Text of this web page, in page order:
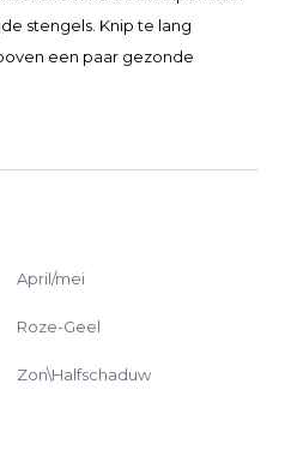
stengels. Knip te lang
een paar gezonde
April/mei
Roze-Geel
Zon\Halfschaduw